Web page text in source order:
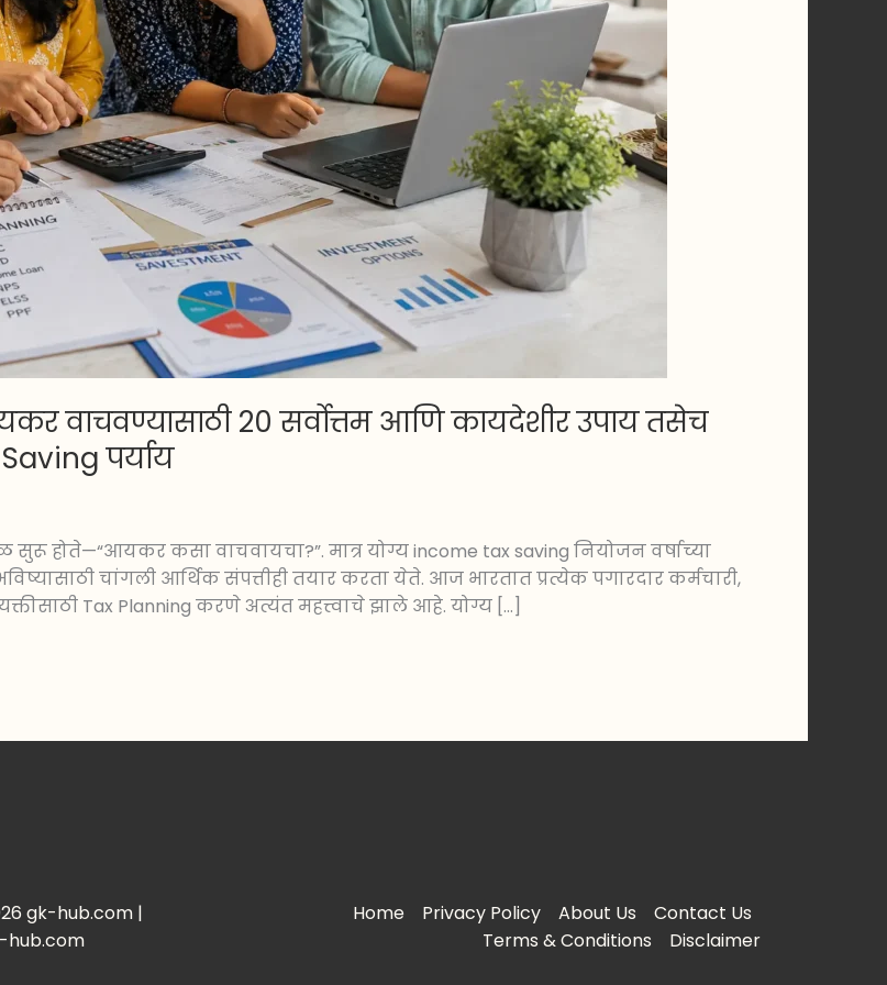
वाचवण्यासाठी 20 सर्वोत्तम आणि कायदेशीर उपाय तसेच
पर्याय
होते—“आयकर कसा वाचवायचा?”. मात्र योग्य income tax saving नियोजन वर्षाच्या
चांगली आर्थिक संपत्तीही तयार करता येते. आज भारतात प्रत्येक पगारदार कर्मचारी,
Tax Planning करणे अत्यंत महत्त्वाचे झाले आहे. योग्य […]
gk-hub.com |
hub.com
Home Privacy Policy About Us
Contact Us
Terms & Conditions
Disclaimer